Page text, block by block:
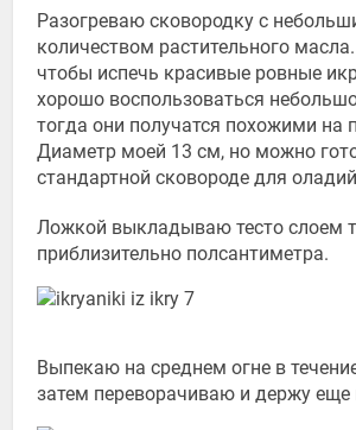
Разогреваю сковородку с
количеством растительного
чтобы испечь красивые ровные
хорошо воспользоваться
тогда они получатся похожими на
Диаметр моей 13 см, но можно
стандартной сковороде для
Ложкой выкладываю тесто слоем
приблизительно полсантиметра.
Выпекаю на среднем огне в
затем переворачиваю и держу еще